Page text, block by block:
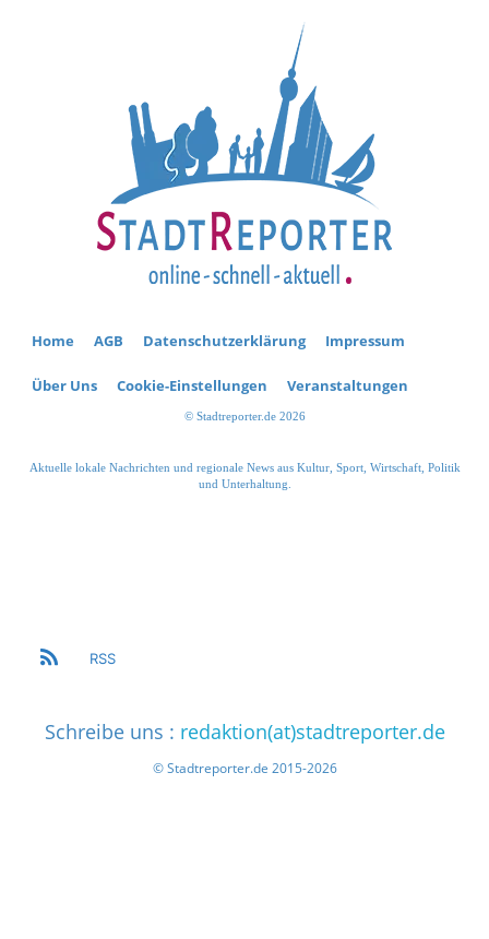
Home AGB Datenschutzerklärung Impressum
Über Uns Cookie-Einstellungen Veranstaltungen
© Stadtreporter.de 2026
Aktuelle lokale Nachrichten und regionale News aus Kultur, Sport, Wirtschaft, Politik
und Unterhaltung.
RSS
Schreibe uns : redaktion(at)stadtreporter.de
© Stadtreporter.de 2015-2026